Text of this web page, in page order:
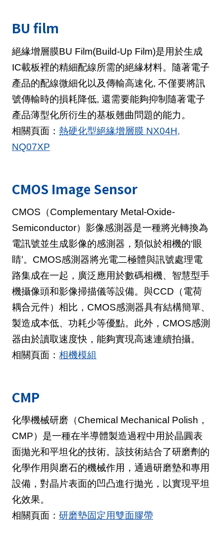
BU film
絕緣增層膜BU Film(Build-Up Film)是用於生成
IC載板裡的精細配線所需的絕緣材料。隨著電子
產品的配線微細化以及傳輸高速化, 不僅要將訊
號傳輸時的損耗降低, 還需要能夠抑制隨著電子
產品薄型化所衍生的基板翹曲問題的能力。
相關頁面： 熱硬化型絕緣增層膜 NX04H,
NQ07XP
CMOS Image Sensor
CMOS（Complementary Metal-Oxide-
Semiconductor）影像感測器是一種將光轉換為
電訊號並生成影像的感測器，類似於相機的‘眼
睛’。CMOS感測器將光電二極體與訊號處理電
路集成在一起，廣泛應用於數碼相機、智慧型手
機攝像頭和影像掃描儀等設備。與CCD（電荷
耦合元件）相比，CMOS感測器具有結構簡單、
製造成本低、功耗少等優點。此外，CMOS感測
器由於讀取速度快，能夠實現高速連續拍攝。
相關頁面： 相機模組
CMP
化學機械研磨（Chemical Mechanical Polish，
CMP）是一種在半導體製造過程中用於晶圓表
面拋光和平坦化的技術。該技術結合了研磨劑的
化學作用與磨石的機械作用，通過研磨墊和專用
設備，對晶片表面的凹凸進行拋光，以實現平坦
化效果。
相關頁面： 研磨墊固定用雙面膠帶